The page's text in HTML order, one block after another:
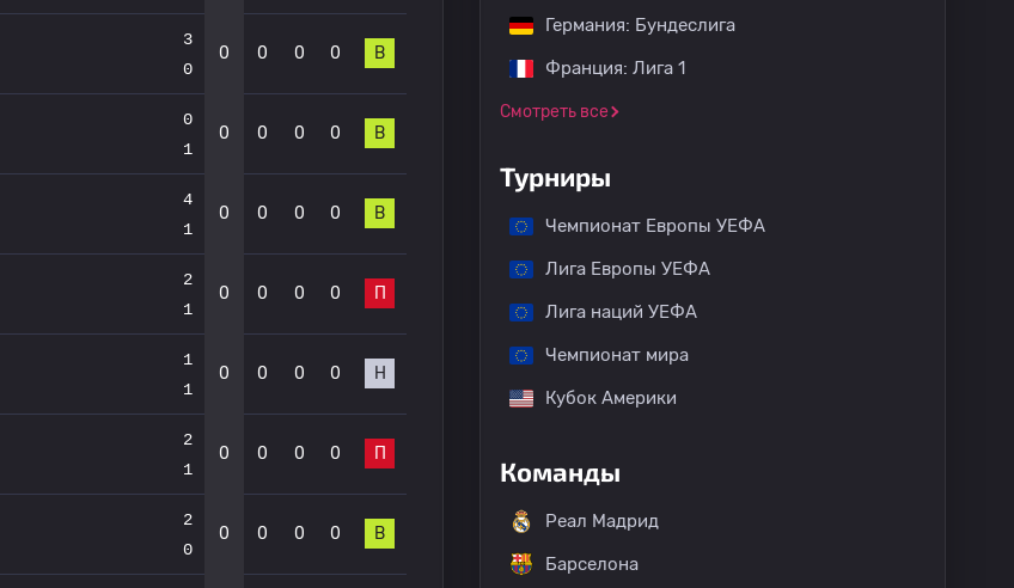
3
0
0 0 0 0 В
0
1
0 0 0 0 В
4
1
0 0 0 0 В
2
1
0 0 0 0 П
1
1
0 0 0 0 Н
2
1
0 0 0 0 П
2
0
0 0 0 0 В
Германия: Бундеслига
Франция: Лига 1
Смотреть все
Турниры
Чемпионат Европы УЕФА
Лига Европы УЕФА
Лига наций УЕФА
Чемпионат мира
Кубок Америки
Команды
Реал Мадрид
Барселона